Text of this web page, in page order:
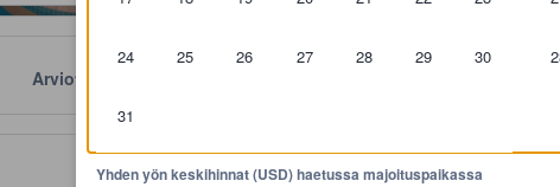
24 25 26 27 28 29 30
31
Yhden yön keskihinnat (USD) haetussa majoituspaikassa
Arviot